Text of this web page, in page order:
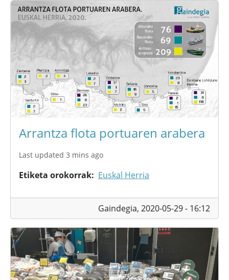
Arrantza flota portuaren arabera
Last updated 3 mins ago
Etiketa orokorrak Euskal Herria
Gaindegia, 2020-05-29 - 16:12